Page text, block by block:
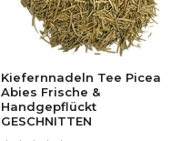
Kiefernnadeln Tee Picea
Abies Frische &
Handgepflückt
GESCHNITTEN